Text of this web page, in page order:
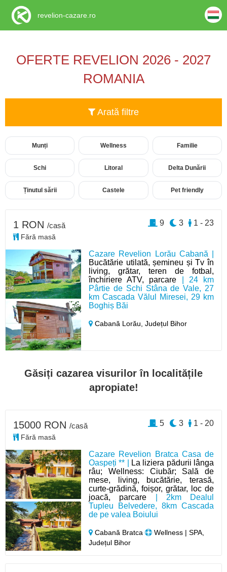
OFERTE REVELION 2026 - 2027
ROMANIA
Arată filtre
Munți Wellness Familie
Schi Litoral Delta Dunării
Ținutul sării Castele Pet friendly
Cazare Revelion Lorău Cabană |
Bucătărie utilată, șemineu și Tv în
living, grătar, teren de fotbal,
închiriere ATV, parcare | 24 km
Pârtie de Schi Stâna de Vale, 27
km Cascada Vălul Miresei, 29 km
Boghiș Băi
Cabană Lorău,Județul Bihor
1 RON /casă
Fără masă
1 - 23
3
9
Găsiți cazarea visurilor în localitățile
apropiate!
Cazare Revelion Bratca Casa de
Oaspeți ** |
La liziera pădurii lânga
râu; Wellness: Ciubăr; Sală de
mese, living, bucătărie, terasă,
curte-grădină, foișor, grătar, loc de
joacă, parcare | 2km Dealul
Tupleu Belvedere, 8km Cascada
de pe valea Boiului
Cabană Bratca
Wellness | SPA,
Județul Bihor
15000 RON /casă
Fără masă
1 - 20
3
5
revelion-cazare.ro